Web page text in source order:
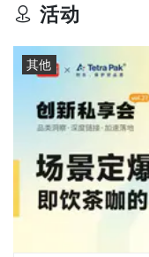
活动
其他